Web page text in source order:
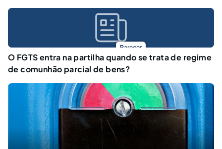
Parecer
O FGTS entra na partilha quando se trata de regime
de comunhão parcial de bens?